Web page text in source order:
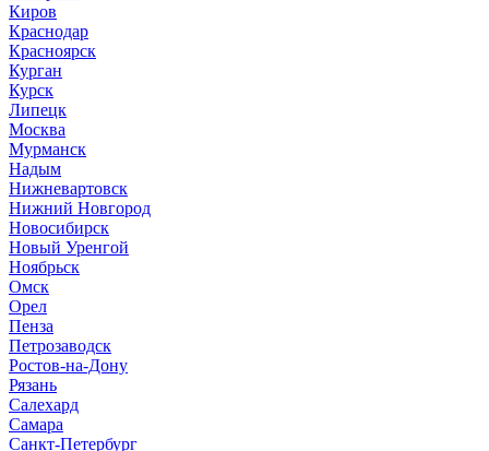
Киров
Краснодар
Красноярск
Курган
Курск
Липецк
Москва
Мурманск
Надым
Нижневартовск
Нижний Новгород
Новосибирск
Новый Уренгой
Ноябрьск
Омск
Орел
Пенза
Петрозаводск
Ростов-на-Дону
Рязань
Салехард
Самара
Санкт-Петербург